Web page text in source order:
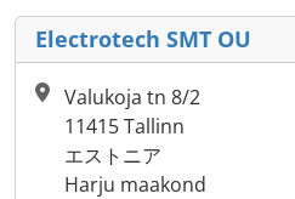
Electrotech SMT OU
Valukoja tn 8/2
11415 Tallinn
エストニア
Harju maakond